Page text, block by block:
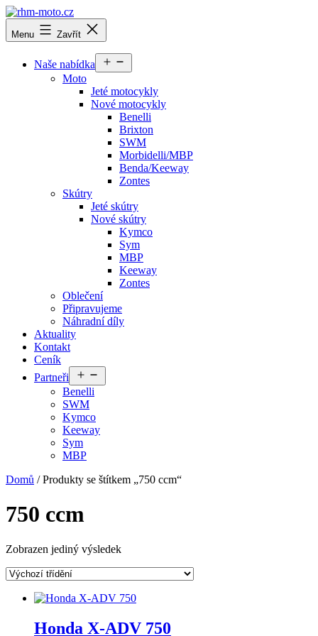
Přejít
k
obsahu
rhm-
moto.cz
Menu Zavřít
Naše nabídka
menu
Moto
Jeté motocykly
Nové motocykly
Benelli
Brixton
SWM
Morbidelli/MBP
Benda/Keeway
Zontes
Skútry
Jeté skútry
Nové skútry
Kymco
Sym
MBP
Keeway
Zontes
Oblečení
Připravujeme
Náhradní díly
Aktuality
Kontakt
Ceník
Partneři
menu
Benelli
SWM
Kymco
Keeway
Sym
MBP
Domů / Produkty se štítkem „750 ccm“
750 ccm
Zobrazen jediný výsledek
Honda X-ADV 750